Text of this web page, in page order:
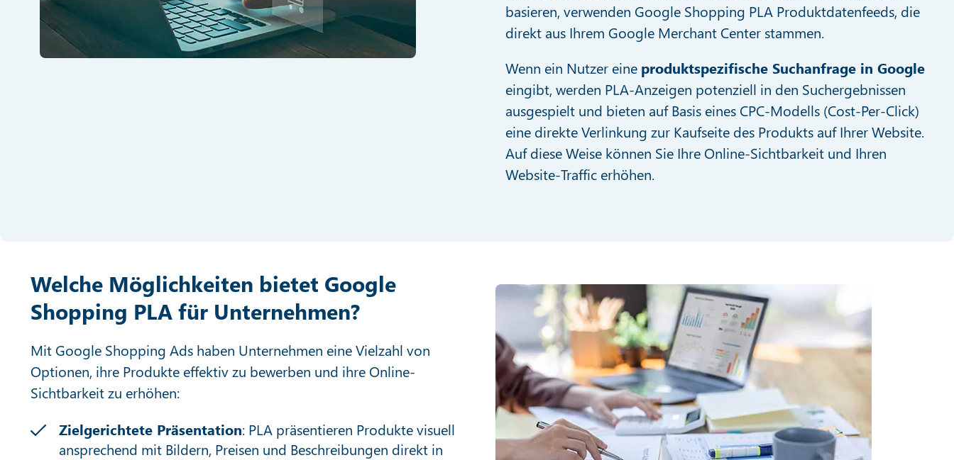
basieren, verwenden Google Shopping PLA Produktdatenfeeds, die
direkt aus Ihrem Google Merchant Center stammen.
Wenn ein Nutzer eine produktspezifische Suchanfrage in Google
eingibt, werden PLA-Anzeigen potenziell in den Suchergebnissen
ausgespielt und bieten auf Basis eines CPC-Modells (Cost-Per-Click)
eine direkte Verlinkung zur Kaufseite des Produkts auf Ihrer Website.
Auf diese Weise können Sie Ihre Online-Sichtbarkeit und Ihren
Website-Traffic erhöhen.
Welche Möglichkeiten bietet Google
Shopping PLA für Unternehmen?
Mit Google Shopping Ads haben Unternehmen eine Vielzahl von
Optionen, ihre Produkte effektiv zu bewerben und ihre Online-
Sichtbarkeit zu erhöhen:
Zielgerichtete Präsentation: PLA präsentieren Produkte visuell
ansprechend mit Bildern, Preisen und Beschreibungen direkt in